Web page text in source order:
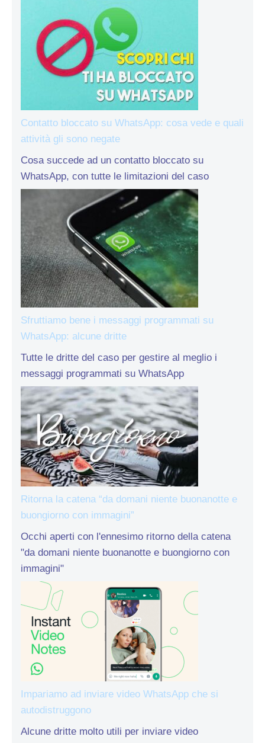
Contatto bloccato su WhatsApp: cosa vede e quali
attività gli sono negate
Cosa succede ad un contatto bloccato su
WhatsApp, con tutte le limitazioni del caso
Sfruttiamo bene i messaggi programmati su
WhatsApp: alcune dritte
Tutte le dritte del caso per gestire al meglio i
messaggi programmati su WhatsApp
Ritorna la catena “da domani niente buonanotte e
buongiorno con immagini”
Occhi aperti con l'ennesimo ritorno della catena
"da domani niente buonanotte e buongiorno con
immagini"
Impariamo ad inviare video WhatsApp che si
autodistruggono
Alcune dritte molto utili per inviare video